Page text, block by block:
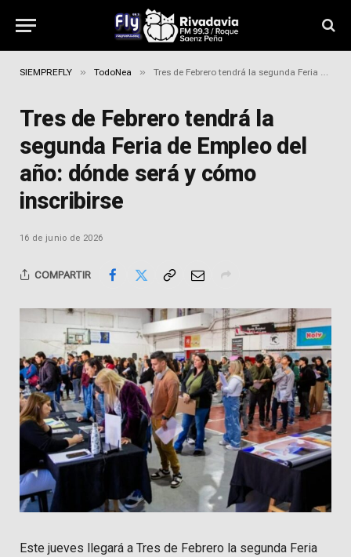
SIEMPREFLY » TodoNea » Tres de Febrero tendrá la segunda Feria de Empleo del año: dónde será y cómo inscribirse
Tres de Febrero tendrá la
segunda Feria de Empleo del
año: dónde será y cómo
inscribirse
16 de junio de 2026
COMPARTIR
Este jueves llegará a Tres de Febrero la segunda Feria